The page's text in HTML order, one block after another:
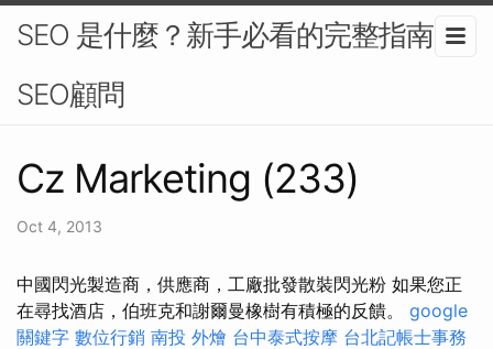
SEO 是什麼？新手必看的完整指南-
SEO顧問
Cz Marketing (233)
Oct 4, 2013
中國閃光製造商，供應商，工廠批發散裝閃光粉 如果您正
在尋找酒店，伯班克和謝爾曼橡樹有積極的反饋。 google
關鍵字 數位行銷 南投 外燴 台中泰式按摩 台北記帳士事務